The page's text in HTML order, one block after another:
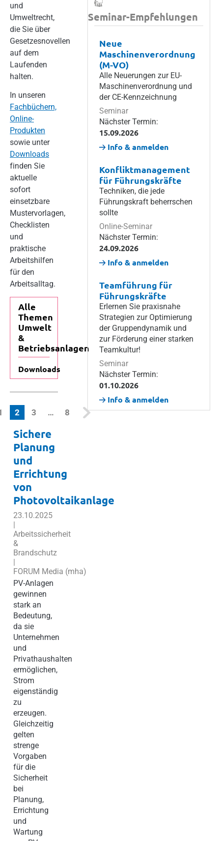
und
Umweltrecht,
die Sie über
Gesetzesnovellen
auf dem
Laufenden
halten.
In unseren
Fachbüchern,
Online-
Produkten
sowie unter
Downloads
finden Sie
aktuelle
sofort
einsetzbare
Mustervorlagen,
Checklisten
und
praktische
Arbeitshilfen
für den
Arbeitsalltag.
Alle
Themen
Umwelt
&
Betriebsanlagen
Downloads
2 (current)
3 … 8
Sichere
Planung
und
Errichtung
von
Photovoltaikanlage
23.10.2025
Arbeitssicherheit
&
Brandschutz
FORUM Media (mha)
PV-Anlagen
gewinnen
stark an
Bedeutung,
da sie
Unternehmen
und
Privathaushalten
ermöglichen,
Strom
eigenständig
zu
erzeugen.
Gleichzeitig
gelten
strenge
Vorgaben
für die
Sicherheit
bei
Planung,
Errichtung
und
Wartung
Seminar-Empfehlungen
Neue
Maschinenverordnung
(M-VO)
Alle Neuerungen zur EU-
Maschinenverordnung und
der CE-Kennzeichnung
Seminar
Nächster Termin:
15.09.2026
Info & anmelden
Konfliktmanagement
für Führungskräfte
Techniken, die jede
Führungskraft beherrschen
sollte
Online-Seminar
Nächster Termin:
24.09.2026
Info & anmelden
Teamführung für
Führungskräfte
Erlernen Sie praxisnahe
Strategien zur Optimierung
der Gruppendynamik und
zur Förderung einer starken
Teamkultur!
Seminar
Nächster Termin:
01.10.2026
Info & anmelden